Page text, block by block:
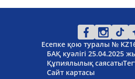
Есепке қою туралы №
БАҚ куәлігі 25.04.2025
Құпиялылық саясаты
Сайт картасы